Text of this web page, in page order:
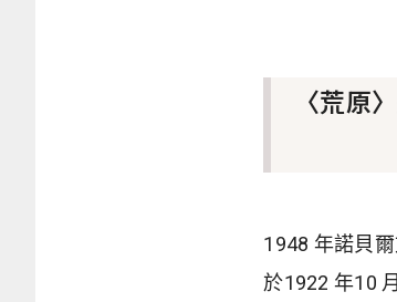
〈荒原
1948 年諾貝
於1922 年10